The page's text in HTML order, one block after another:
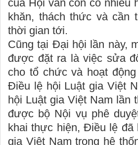
của Hội vẫn còn có nhiều
khăn, thách thức và cần
thời gian tới.
Cũng tại Đại hội lần này,
được đặt ra là việc sửa
cho tổ chức và hoạt
Điều lệ hội Luật gia Việt
hội Luật gia Việt Nam lần
được bộ Nội vụ phê
khai thực hiện, Điều lệ đã
gia Việt Nam trong hệ